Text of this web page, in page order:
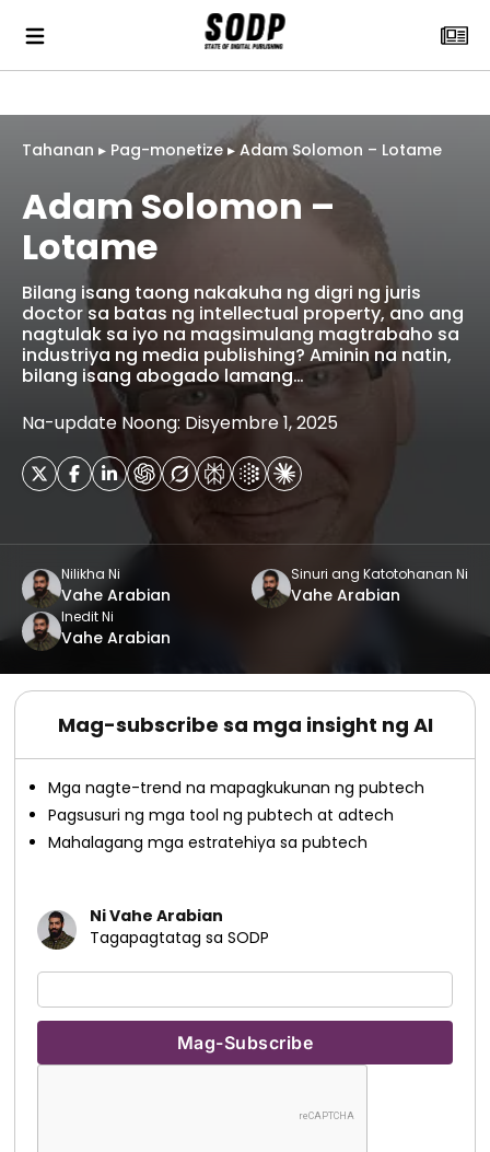
Tahanan ▸ Pag-monetize▸ Adam Solomon – Lotame
Adam Solomon –
Lotame
Bilang isang taong nakakuha ng digri ng juris
doctor sa batas ng intellectual property, ano ang
nagtulak sa iyo na magsimulang magtrabaho sa
industriya ng media publishing? Aminin na natin,
bilang isang abogado lamang…
Na-update Noong: Disyembre 1, 2025
Nilikha Ni
Vahe Arabian
Sinuri ang Katotohanan Ni
Vahe Arabian
Inedit Ni
Vahe Arabian
Mag-subscribe sa mga insight ng AI
Mga nagte-trend na mapagkukunan ng pubtech
Pagsusuri ng mga tool ng pubtech at adtech
Mahalagang mga estratehiya sa pubtech
Ni Vahe Arabian
Tagapagtatag sa SODP